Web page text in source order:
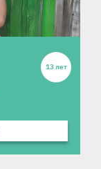
13 лет